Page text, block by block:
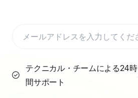
テクニカル・チームによる24時
間サポート